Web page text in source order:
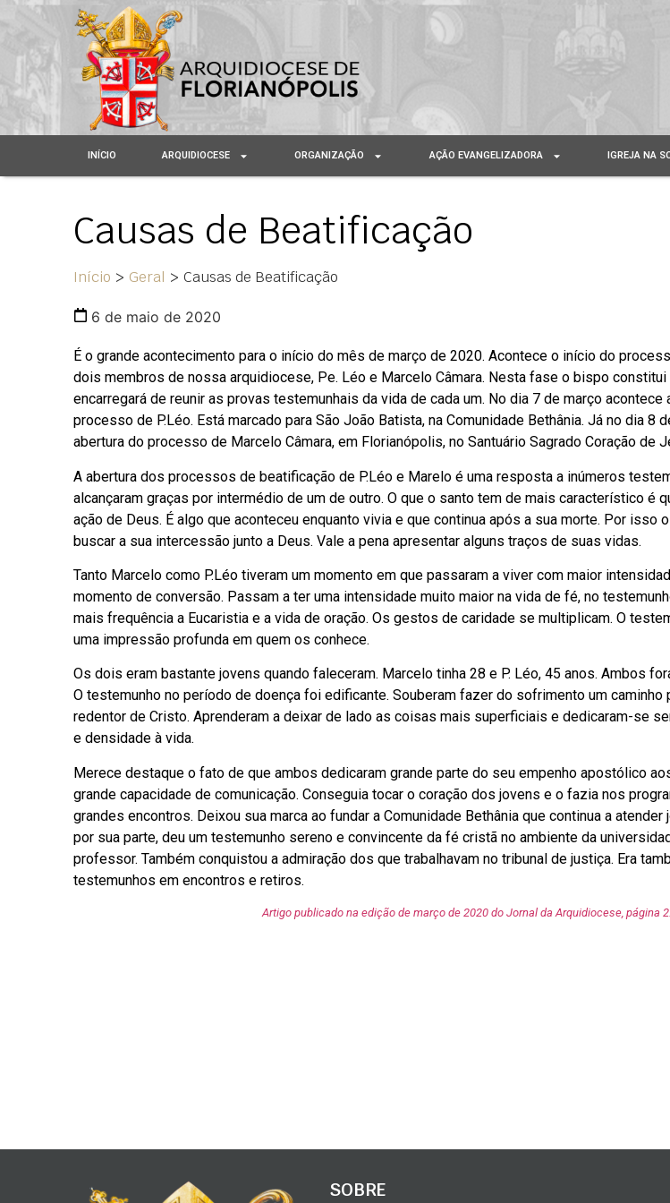
INÍCIO ARQUIDIOCESE ORGANIZAÇÃO AÇÃO EVANGELIZADORA IGREJA NA
Causas de Beatificação
Início > Geral > Causas de Beatificação
6 de maio de 2020
É o grande acontecimento para o início do mês de março de 2020. Acontece o início do
dois membros de nossa arquidiocese, Pe. Léo e Marcelo Câmara. Nesta fase o bispo constitui
encarregará de reunir as provas testemunhais da vida de cada um. No dia 7 de março acontece
processo de P.Léo. Está marcado para São João Batista, na Comunidade Bethânia. Já no dia 8
abertura do processo de Marcelo Câmara, em Florianópolis, no Santuário Sagrado Coração de
A abertura dos processos de beatificação de P.Léo e Marelo é uma resposta a inúmeros
alcançaram graças por intermédio de um de outro. O que o santo tem de mais característico é
ação de Deus. É algo que aconteceu enquanto vivia e que continua após a sua morte. Por isso
buscar a sua intercessão junto a Deus. Vale a pena apresentar alguns traços de suas vidas.
Tanto Marcelo como P.Léo tiveram um momento em que passaram a viver com maior
momento de conversão. Passam a ter uma intensidade muito maior na vida de fé, no
mais frequência a Eucaristia e a vida de oração. Os gestos de caridade se multiplicam. O
uma impressão profunda em quem os conhece.
Os dois eram bastante jovens quando faleceram. Marcelo tinha 28 e P. Léo, 45 anos. Ambos
O testemunho no período de doença foi edificante. Souberam fazer do sofrimento um
redentor de Cristo. Aprenderam a deixar de lado as coisas mais superficiais e dedicaram-se
e densidade à vida.
Merece destaque o fato de que ambos dedicaram grande parte do seu empenho apostólico
grande capacidade de comunicação. Conseguia tocar o coração dos jovens e o fazia nos
grandes encontros. Deixou sua marca ao fundar a Comunidade Bethânia que continua a
por sua parte, deu um testemunho sereno e convincente da fé cristã no ambiente da
professor. Também conquistou a admiração dos que trabalhavam no tribunal de justiça. Era
testemunhos em encontros e retiros.
Artigo publicado na edição de março de 2020 do Jornal da Arquidiocese, página 2.
SOBRE